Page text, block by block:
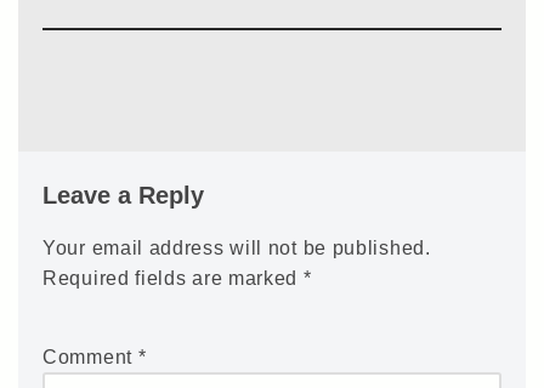
Leave a Reply
Your email address will not be published.
Required fields are marked *
Comment *